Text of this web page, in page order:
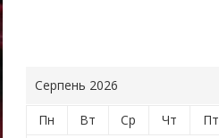
Серпень 2026
Пн Вт Ср Чт Пт